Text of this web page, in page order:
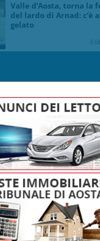
Valle d’Aosta, torna la
del lardo di Arnad: c’è
gelato
il